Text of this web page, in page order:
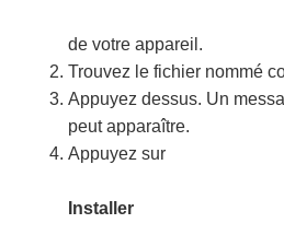
de votre appareil.
Trouvez le fichier nommé
Appuyez dessus. Un
peut apparaître.
Appuyez sur
Installer